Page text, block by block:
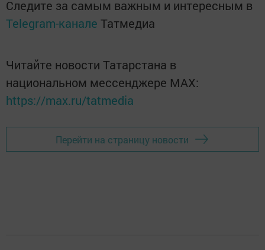
Следите за самым важным и интересным в
Telegram-канале Татмедиа
Читайте новости Татарстана в
национальном мессенджере MАХ:
https://max.ru/tatmedia
Перейти на страницу новости